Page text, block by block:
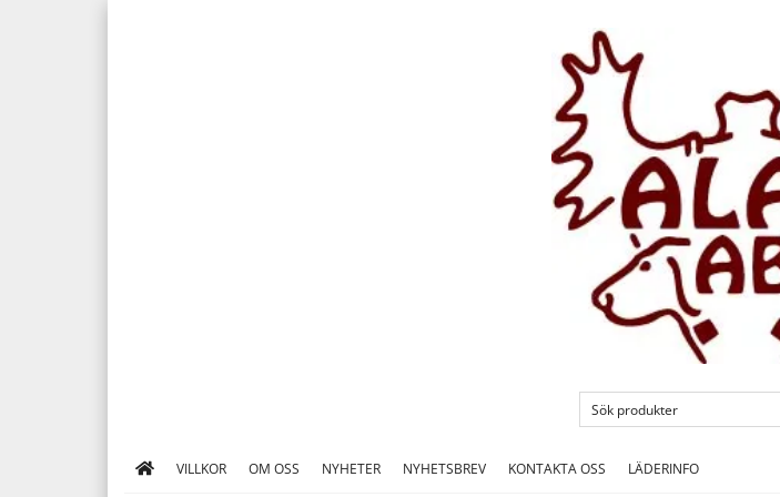
VILLKOR OM OSS NYHETER NYHETSBREV KONTAKTA OSS LÄDERINFO